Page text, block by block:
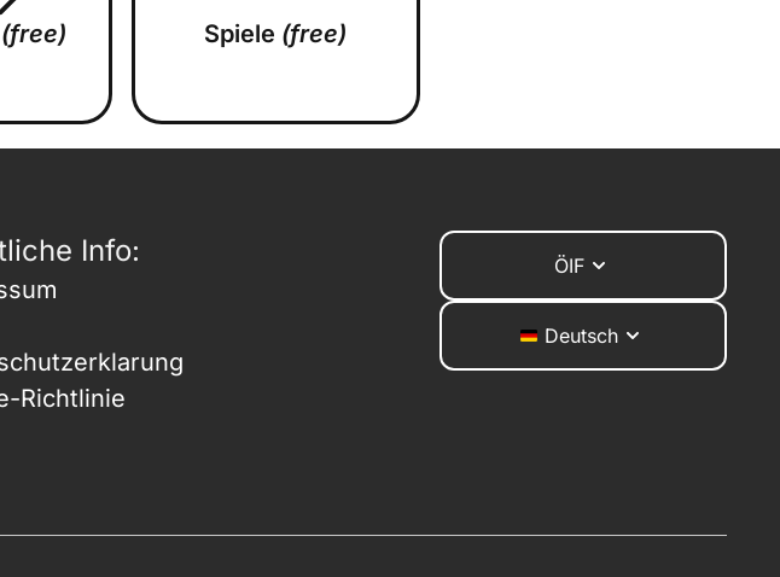
(free) Spiele (free)
Info:
Richtlinie
ÖIF
Deutsch